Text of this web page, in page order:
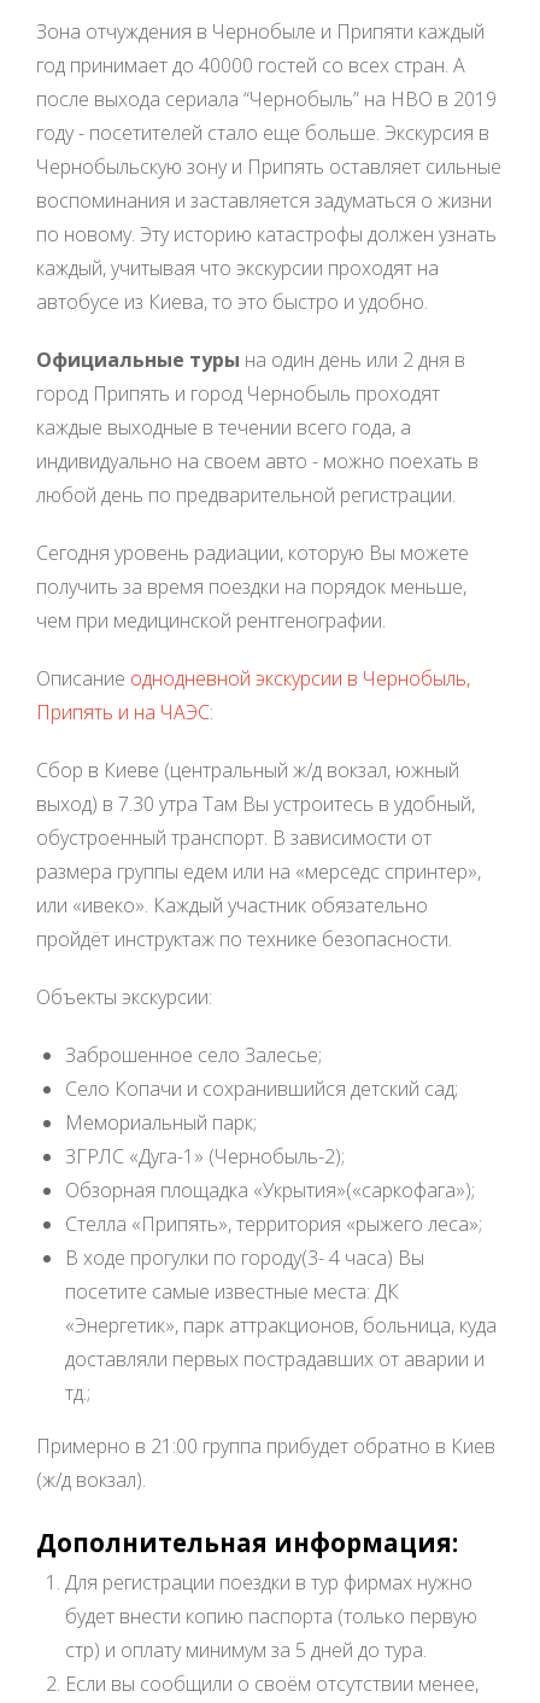
Зона отчуждения в Чернобыле и Припяти каждый
год принимает до 40000 гостей со всех стран. А
после выхода сериала “Чернобыль” на HBO в 2019
году - посетителей стало еще больше. Экскурсия в
Чернобыльскую зону и Припять оставляет сильные
воспоминания и заставляется задуматься о жизни
по новому. Эту историю катастрофы должен узнать
каждый, учитывая что экскурсии проходят на
автобусе из Киева, то это быстро и удобно.
Официальные туры на один день или 2 дня в
город Припять и город Чернобыль проходят
каждые выходные в течении всего года, а
индивидуально на своем авто - можно поехать в
любой день по предварительной регистрации.
Сегодня уровень радиации, которую Вы можете
получить за время поездки на порядок меньше,
чем при медицинской рентгенографии.
Описание однодневной экскурсии в Чернобыль,
Припять и на ЧАЭС:
Сбор в Киеве (центральный ж/д вокзал, южный
выход) в 7.30 утра Там Вы устроитесь в удобный,
обустроенный транспорт. В зависимости от
размера группы едем или на «мерседс спринтер»,
или «ивеко». Каждый участник обязательно
пройдёт инструктаж по технике безопасности.
Объекты экскурсии:
Заброшенное село Залесье;
Село Копачи и сохранившийся детский сад;
Мемориальный парк;
ЗГРЛС «Дуга-1» (Чернобыль-2);
Обзорная площадка «Укрытия»(«саркофага»);
Стелла «Припять», территория «рыжего леса»;
В ходе прогулки по городу(3- 4 часа) Вы
посетите самые известные места: ДК
«Энергетик», парк аттракционов, больница, куда
доставляли первых пострадавших от аварии и
тд.;
Примерно в 21:00 группа прибудет обратно в Киев
(ж/д вокзал).
Дополнительная информация:
Для регистрации поездки в тур фирмах нужно
будет внести копию паспорта (только первую
стр) и оплату минимум за 5 дней до тура.
Если вы сообщили о своём отсутствии менее,